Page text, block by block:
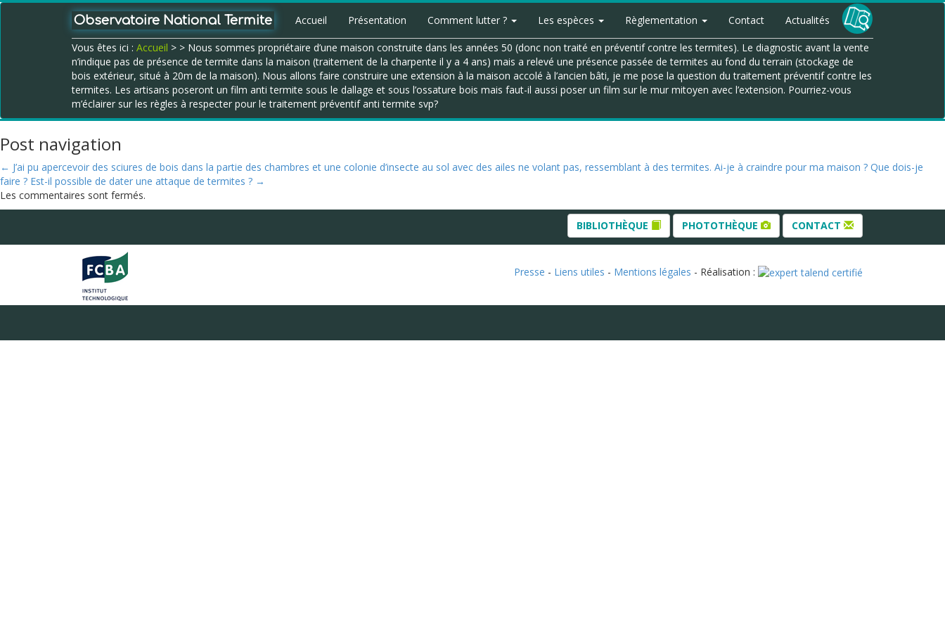
Observatoire National Termite Accueil Présentation Comment lutter ? Les espèces Règlementation Contact Actualités
Vous êtes ici : Accueil > > Nous sommes propriétaire d’une maison construite dans les années 50 (donc non traité en préventif contre les termites). Le diagnostic avant la vente
n’indique pas de présence de termite dans la maison (traitement de la charpente il y a 4 ans) mais a relevé une présence passée de termites au fond du terrain (stockage de
bois extérieur, situé à 20m de la maison). Nous allons faire construire une extension à la maison accolé à l’ancien bâti, je me pose la question du traitement préventif contre les
termites. Les artisans poseront un film anti termite sous le dallage et sous l’ossature bois mais faut-il aussi poser un film sur le mur mitoyen avec l’extension. Pourriez-vous
m’éclairer sur les règles à respecter pour le traitement préventif anti termite svp?
Post navigation
← J’ai pu apercevoir des sciures de bois dans la partie des chambres et une colonie d’insecte au sol avec des ailes ne volant pas, ressemblant à des termites. Ai-je à craindre pour ma maison ? Que dois-je
faire ? Est-il possible de dater une attaque de termites ? →
Les commentaires sont fermés.
BIBLIOTHÈQUE PHOTOTHÈQUE CONTACT
Presse - Liens utiles - Mentions légales - Réalisation :